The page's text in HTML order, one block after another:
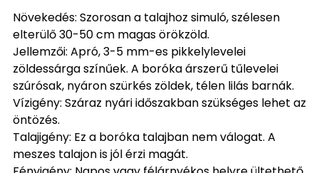
Növekedés: Szorosan a talajhoz simuló, szélesen
elterülő 30-50 cm magas örökzöld.
Jellemzői: Apró, 3-5 mm-es pikkelylevelei
zöldessárga színűek. A boróka árszerű tűlevelei
szúrósak, nyáron szürkés zöldek, télen lilás barnák.
Vízigény: Száraz nyári időszakban szükséges lehet az
öntözés.
Talajigény: Ez a boróka talajban nem válogat. A
meszes talajon is jól érzi magát.